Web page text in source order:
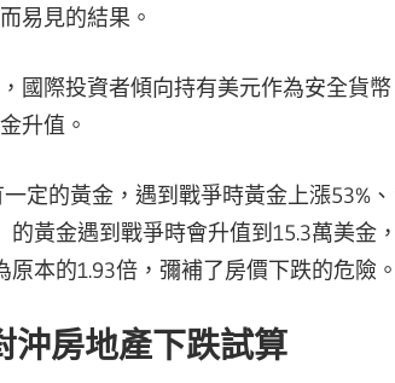
易見的結果。
國際投資者傾向持有美元作為安全貨
升值。
定的黃金，遇到戰爭時黃金上漲53%
的黃金遇到戰爭時會升值到15.3萬美
原本的1.93倍，彌補了房價下跌的危險。
沖房地產下跌試算